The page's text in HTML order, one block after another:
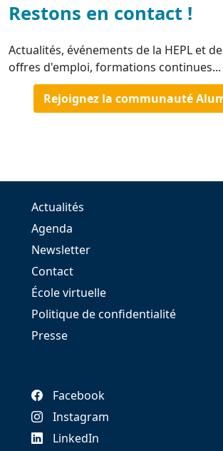
Restons en contact !
Actualités, événements de la HEPL et
offres d'emploi, formations continues...
Rejoignez la communauté
Actualités
Agenda
Newsletter
Contact
École virtuelle
Politique de confidentialité
Presse
Facebook
Instagram
LinkedIn